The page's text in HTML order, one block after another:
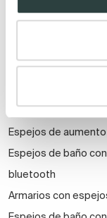
Muebles de baño
Auxiliares de baño
Espejos de aumento
Espejos de baño con
bluetooth
Armarios con